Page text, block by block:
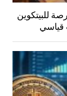
للبيتكوين
قياسي